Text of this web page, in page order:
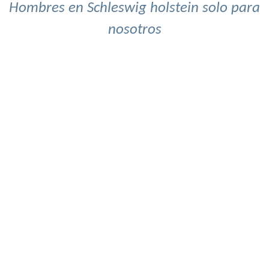
Hombres en Schleswig holstein solo para
nosotros